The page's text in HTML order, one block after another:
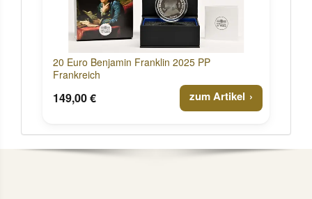
20 Euro Benjamin Franklin 2025 PP
Frankreich
149,00 € zum Artikel